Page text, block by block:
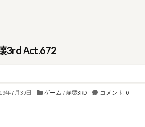
3rd Act.672
年7月30日
カ
ゲーム / 崩壊3RD
コメント: 0